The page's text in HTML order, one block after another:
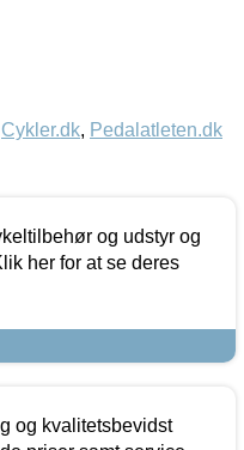
Cykler.dk, Pedalatleten.dk
og udstyr og
her for at se deres
og kvalitetsbevidst